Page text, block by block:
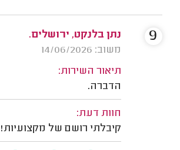
נתן בלנקט, ירושלים.
משוב: 14/06/2026
תיאור השירות:
הדברה.
חוות דעת:
קיבלתי רושם של מקצועיות!
9